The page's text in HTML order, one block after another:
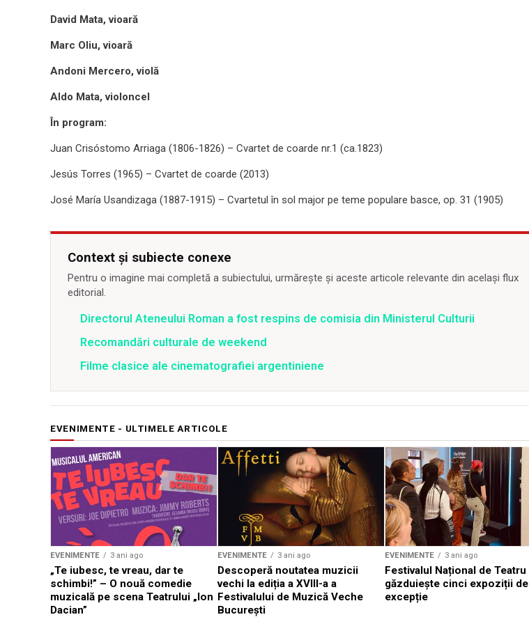
David Mata, vioară
Marc Oliu, vioară
Andoni Mercero, violă
Aldo Mata, violoncel
În program:
Juan Crisóstomo Arriaga (1806-1826) – Cvartet de coarde nr.1 (ca.1823)
Jesús Torres (1965) – Cvartet de coarde (2013)
José María Usandizaga (1887-1915) – Cvartetul în sol major pe teme populare basce, op. 31 (1905)
Context și subiecte conexe
Pentru o imagine mai completă a subiectului, urmărește și aceste articole relevante din același flux
editorial.
Directorul Ateneului Roman a fost respins de comisia din Ministerul Culturii
Recomandări culturale de weekend
Filme clasice ale cinematografiei argentiniene
EVENIMENTE - ULTIMELE ARTICOLE
EVENIMENTE 3 ani ago
„Te iubesc, te vreau, dar te
schimbi!” – O nouă comedie
muzicală pe scena Teatrului „Ion
Dacian”
EVENIMENTE 3 ani ago
Descoperă noutatea muzicii
vechi la ediția a XVIII-a a
Festivalului de Muzică Veche
București
EVENIMENTE 3 ani ago
Festivalul Național de Teatru
găzduiește cinci expoziții de
excepție